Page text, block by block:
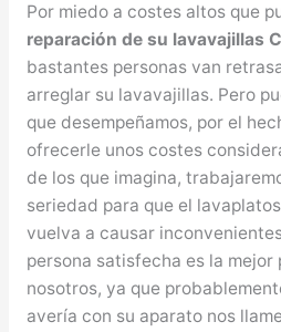
Por miedo a costes altos que
reparación de su lavavajillas
bastantes personas van
arreglar su lavavajillas. Pero
que desempeñamos, por el
ofrecerle unos costes
de los que imagina,
seriedad para que el
vuelva a causar
persona satisfecha es la
nosotros, ya que
avería con su aparato nos